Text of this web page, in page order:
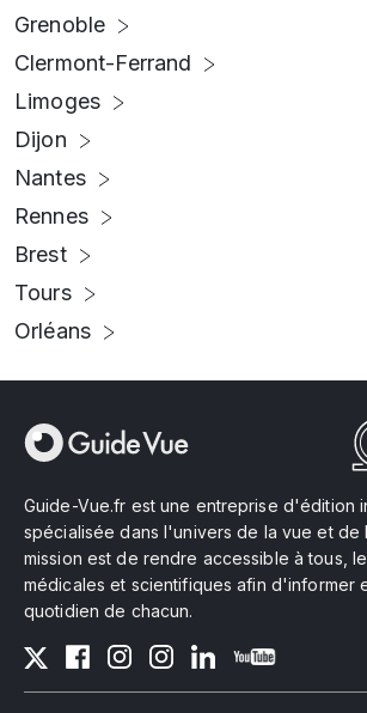
Grenoble
Clermont-Ferrand
Limoges
Dijon
Nantes
Rennes
Brest
Tours
Orléans
Guide-Vue.fr est une entreprise d'édition
spécialisée dans l'univers de la vue et de
mission est de rendre accessible à tous,
médicales et scientifiques afin d'informer
quotidien de chacun.